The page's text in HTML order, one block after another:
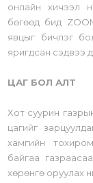
онлайн хичээл
бөгөөд бид
явцыг бичлэг
яригдсан сэдвээ
ЦАГ БОЛ АЛТ
Хот суурин
цагийг
хамгийн
байгаа
хөрөнгө оруулах